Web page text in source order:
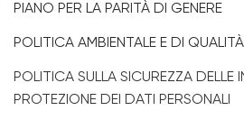
PIANO PER LA PARITÀ DI GENERE
POLITICA AMBIENTALE E DI QUALITÀ
POLITICA SULLA SICUREZZA DELLE
PROTEZIONE DEI DATI PERSONALI